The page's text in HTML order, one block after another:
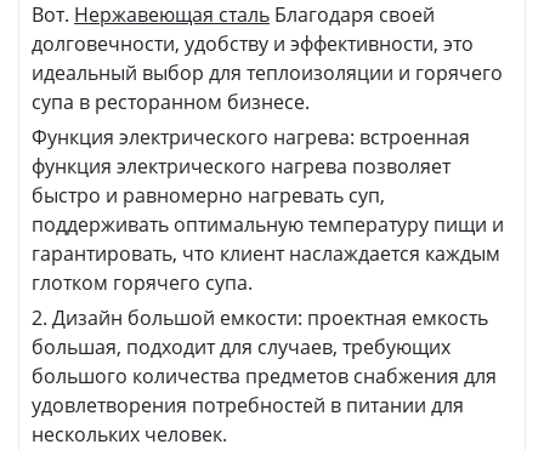
Вот. Нержавеющая сталь Благодаря своей
долговечности, удобству и эффективности, это
идеальный выбор для теплоизоляции и горячего
супа в ресторанном бизнесе.
Функция электрического нагрева: встроенная
функция электрического нагрева позволяет
быстро и равномерно нагревать суп,
поддерживать оптимальную температуру пищи и
гарантировать, что клиент наслаждается каждым
глотком горячего супа.
2. Дизайн большой емкости: проектная емкость
большая, подходит для случаев, требующих
большого количества предметов снабжения для
удовлетворения потребностей в питании для
нескольких человек.